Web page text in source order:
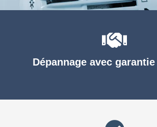
Dépannage avec